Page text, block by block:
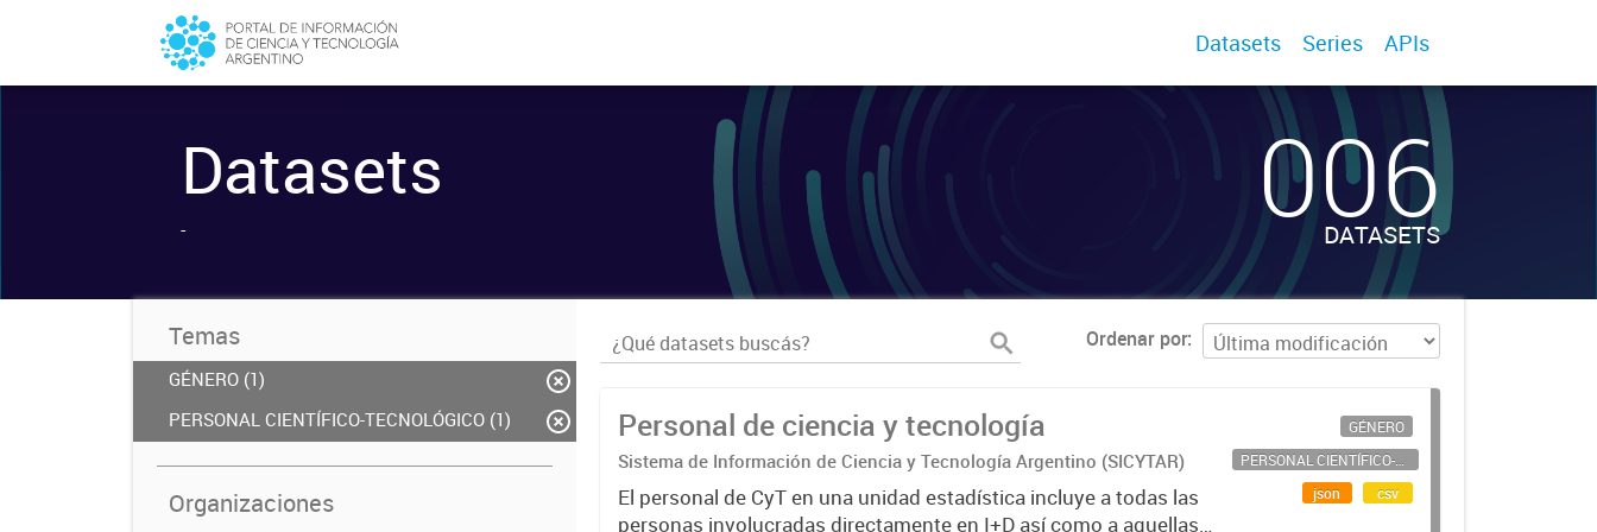
Datasets Series APIs
Datasets
- 006
DATASETS
Temas
GÉNERO (1)
PERSONAL CIENTÍFICO-TECNOLÓGICO (1)
Organizaciones
Ordenar por
Personal de ciencia y tecnología
Sistema de Información de Ciencia y Tecnología Argentino (SICYTAR)
El personal de CyT en una unidad estadística incluye a todas las
personas involucradas directamente en I+D así como a aquellas
GÉNERO
PERSONAL CIENTÍFICO-TECNOLÓGICO
json
csv